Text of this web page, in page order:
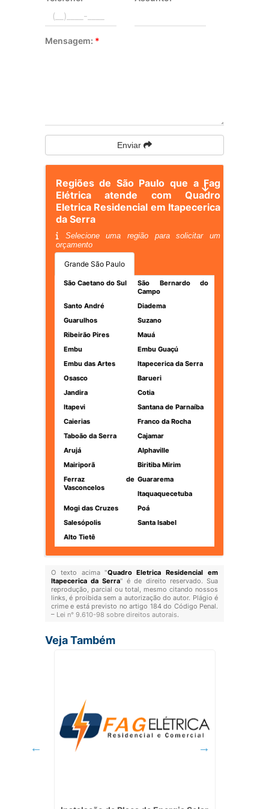
Mensagem: *
Enviar
Regiões de São Paulo que a Fag
Elétrica atende com Quadro
Eletrica Residencial em Itapecerica
da Serra
Selecione uma região para solicitar um
orçamento
Grande São Paulo
São Caetano do Sul
São Bernardo do
Campo
Santo André
Diadema
Guarulhos
Suzano
Ribeirão Pires
Mauá
Embu
Embu Guaçú
Embu das Artes
Itapecerica da Serra
Osasco
Barueri
Jandira
Cotia
Itapevi
Santana de Parnaíba
Caierias
Franco da Rocha
Taboão da Serra
Cajamar
Arujá
Alphaville
Mairiporã
Biritiba Mirim
Ferraz de
Vasconcelos
Guararema
Itaquaquecetuba
Mogi das Cruzes
Poá
Salesópolis
Santa Isabel
Alto Tietê
O texto acima "Quadro Eletrica Residencial em
Itapecerica da Serra" é de direito reservado. Sua
reprodução, parcial ou total, mesmo citando nossos
links, é proibida sem a autorização do autor. Plágio é
crime e está previsto no artigo 184 do Código Penal.
– Lei n° 9.610-98 sobre direitos autorais.
Veja Também